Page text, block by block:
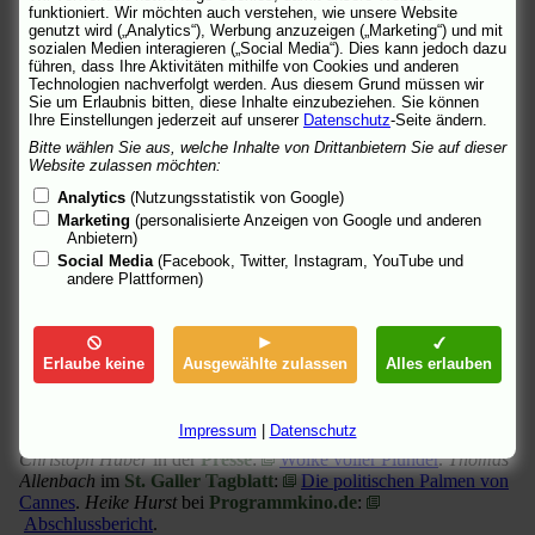
Drehbuch ausgezeichnet. Die Darsteller von
Indigènes(
IMDb, ARTE) teilen sich den Preis als bester Schauspieler.
Alejandro González Iñárritu erhielt für "Babel" (
IMDb,
ARTE) den Regiepreis: KSTA.DE, Spiegel Online,
FAZ.NET, derStandard.at.
Anke Westphalin der Berliner Zeitung:
Kunst ist wieder
Waffe! Jan Schulz-OjalaimTagesspiegel:
Bruderliebe,
Klasse für sich .Susan Vahabzadehbeisueddeutsche.de
statt Spiele.Cristina Nordin dertaz:
Krieg sieht auch schlecht
Daniel Kothenschulte
Der emotionale Appell.Hanns-Georg Rodekin derWelt:
dem großen Schnitt.Rüdiger Suchsland
Plädoyer für die Opfer.Günter H. Jekubzikbeifilmtabs:
Goldene Palme für NRW und Jurypreis für "Flandern".
Nicodemus in der Zeit: Unter Kampfmaschinen.Barbara
Deutschlandfunk: Wem die Palmen wedeln
Christoph Huberin derPresse: Wolke voller Plunder.Thomas
Allenbach im St. Galler Tagblatt:
Die politischen Palmen von
Cannes. Heike Hurstbei Programmkino.de:
Abschlussbericht.
funktioniert. Wir möchten auch verstehen, wie unsere Website
genutzt wird („Analytics“), Werbung anzuzeigen („Marketing“) und mit
sozialen Medien interagieren („Social Media“). Dies kann jedoch dazu
führen, dass Ihre Aktivitäten mithilfe von Cookies und anderen
Technologien nachverfolgt werden. Aus diesem Grund müssen wir
Sie um Erlaubnis bitten, diese Inhalte einzubeziehen. Sie können
Ihre Einstellungen jederzeit auf unserer Datenschutz-Seite ändern.
Bitte wählen Sie aus, welche Inhalte von Drittanbietern Sie auf dieser
Website zulassen möchten:
Analytics (Nutzungsstatistik von Google)
Marketing (personalisierte Anzeigen von Google und anderen
Anbietern)
Social Media (Facebook, Twitter, Instagram, YouTube und
andere Plattformen)
Erlaube keine Ausgewählte zulassen Alles erlauben
Impressum Datenschutz